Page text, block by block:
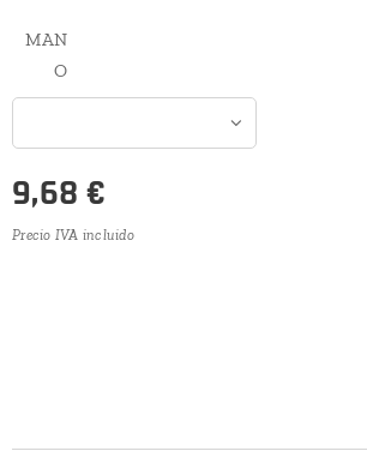
MAN
O
9,68 €
Precio IVA incluido